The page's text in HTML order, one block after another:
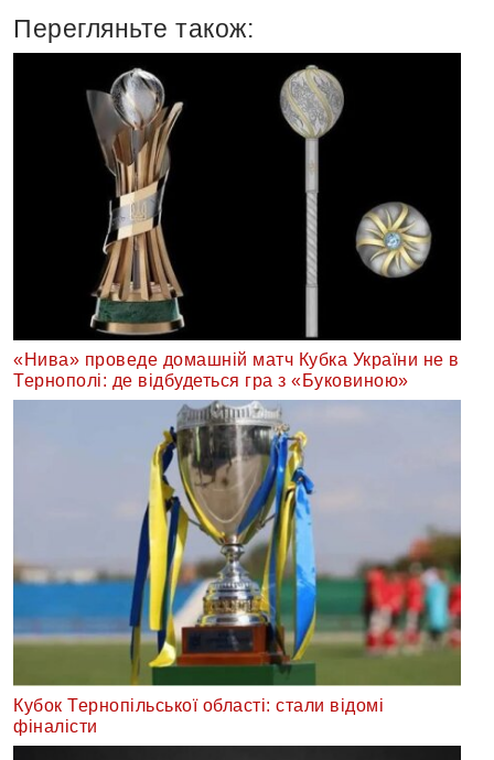
Перегляньте також:
«Нива» проведе домашній матч Кубка України не в
Тернополі: де відбудеться гра з «Буковиною»
Кубок Тернопільської області: стали відомі
фіналісти